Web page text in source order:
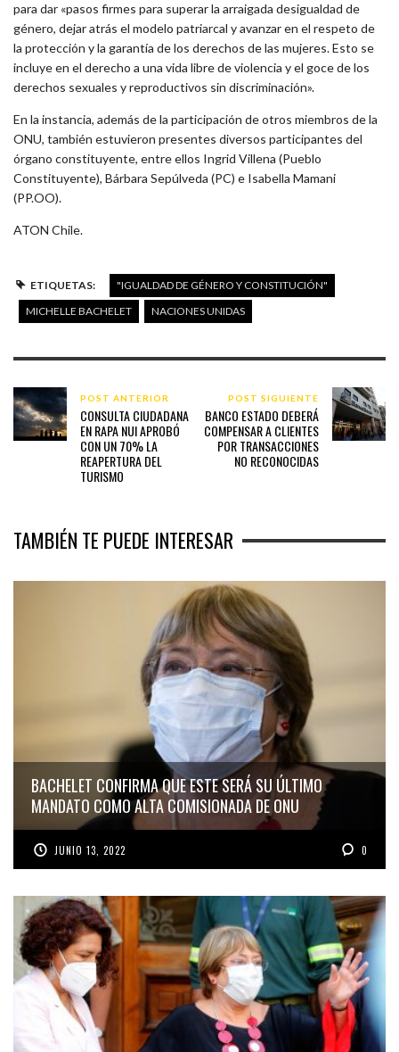
para dar «pasos firmes para superar la arraigada desigualdad de
género, dejar atrás el modelo patriarcal y avanzar en el respeto de
la protección y la garantía de los derechos de las mujeres. Esto se
incluye en el derecho a una vida libre de violencia y el goce de los
derechos sexuales y reproductivos sin discriminación».
En la instancia, además de la participación de otros miembros de la
ONU, también estuvieron presentes diversos participantes del
órgano constituyente, entre ellos Ingrid Villena (Pueblo
Constituyente), Bárbara Sepúlveda (PC) e Isabella Mamani
(PP.OO).
ATON Chile.
ETIQUETAS:
"IGUALDAD DE GÉNERO Y CONSTITUCIÓN"
MICHELLE BACHELET
NACIONES UNIDAS
POST ANTERIOR
CONSULTA CIUDADANA
EN RAPA NUI APROBÓ
CON UN 70% LA
REAPERTURA DEL
TURISMO
POST SIGUIENTE
BANCO ESTADO DEBERÁ
COMPENSAR A CLIENTES
POR TRANSACCIONES
NO RECONOCIDAS
TAMBIÉN TE PUEDE INTERESAR
BACHELET CONFIRMA QUE ESTE SERÁ SU ÚLTIMO
MANDATO COMO ALTA COMISIONADA DE ONU
JUNIO 13, 2022 0